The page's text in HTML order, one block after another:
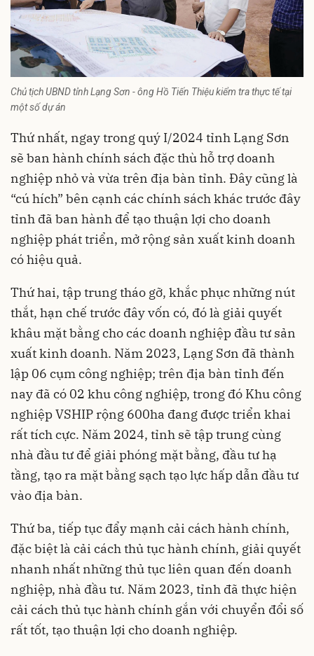
Chủ tịch UBND tỉnh Lạng Sơn - ông Hồ Tiến Thiệu kiểm tra thực tế tại
một số dự án
Thứ nhất, ngay trong quý I/2024 tỉnh Lạng Sơn
sẽ ban hành chính sách đặc thù hỗ trợ doanh
nghiệp nhỏ và vừa trên địa bàn tỉnh. Đây cũng là
“cú hích” bên cạnh các chính sách khác trước đây
tỉnh đã ban hành để tạo thuận lợi cho doanh
nghiệp phát triển, mở rộng sản xuất kinh doanh
có hiệu quả.
Thứ hai, tập trung tháo gỡ, khắc phục những nút
thắt, hạn chế trước đây vốn có, đó là giải quyết
khâu mặt bằng cho các doanh nghiệp đầu tư sản
xuất kinh doanh. Năm 2023, Lạng Sơn đã thành
lập 06 cụm công nghiệp; trên địa bàn tỉnh đến
nay đã có 02 khu công nghiệp, trong đó Khu công
nghiệp VSHIP rộng 600ha đang được triển khai
rất tích cực. Năm 2024, tỉnh sẽ tập trung cùng
nhà đầu tư để giải phóng mặt bằng, đầu tư hạ
tầng, tạo ra mặt bằng sạch tạo lực hấp dẫn đầu tư
vào địa bàn.
Thứ ba, tiếp tục đẩy mạnh cải cách hành chính,
đặc biệt là cải cách thủ tục hành chính, giải quyết
nhanh nhất những thủ tục liên quan đến doanh
nghiệp, nhà đầu tư. Năm 2023, tỉnh đã thực hiện
cải cách thủ tục hành chính gắn với chuyển đổi số
rất tốt, tạo thuận lợi cho doanh nghiệp.